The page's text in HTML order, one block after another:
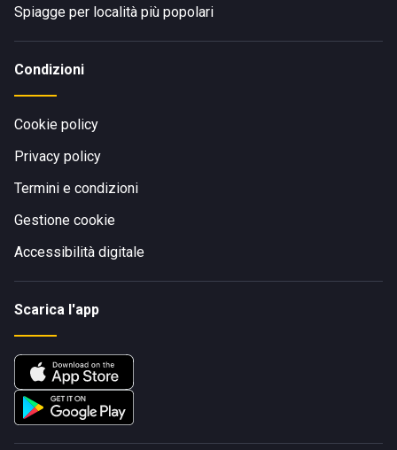
Spiagge per località più popolari
Condizioni
Cookie policy
Privacy policy
Termini e condizioni
Gestione cookie
Accessibilità digitale
Scarica l'app